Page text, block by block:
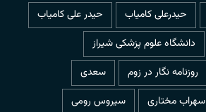
حیدرعلی کامیاب
حیدر علی کامیاب
دانشگاه علوم پزشکی شیراز
روزنامه نگار در زوم
سعدی
سهراب مختاری
سیروس رومی